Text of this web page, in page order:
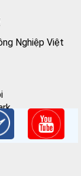
Nghiệp Việt